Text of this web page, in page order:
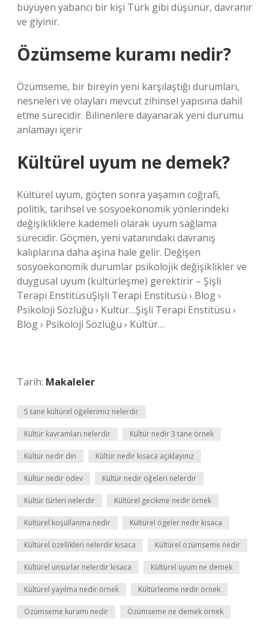
büyüyen yabancı bir kişi Türk gibi düşünür, davranır
ve giyinir.
Özümseme kuramı nedir?
Özümseme, bir bireyin yeni karşılaştığı durumları,
nesneleri ve olayları mevcut zihinsel yapısına dahil
etme sürecidir. Bilinenlere dayanarak yeni durumu
anlamayı içerir
Kültürel uyum ne demek?
Kültürel uyum, göçten sonra yaşamın coğrafi,
politik, tarihsel ve sosyoekonomik yönlerindeki
değişikliklere kademeli olarak uyum sağlama
sürecidir. Göçmen, yeni vatanındaki davranış
kalıplarına daha aşina hale gelir. Değişen
sosyoekonomik durumlar psikolojik değişiklikler ve
duygusal uyum (kültürleşme) gerektirir – Şişli
Terapi EnstitüsüŞişli Terapi Enstitüsü › Blog ›
Psikoloji Sözlüğü › Kültür…Şişli Terapi Enstitüsü ›
Blog › Psikoloji Sözlüğü › Kültür…
Tarih: Makaleler
5 tane kültürel öğelerimiz nelerdir
Kültür kavramları nelerdir Kültür nedir 3 tane örnek
Kültür nedir din Kültür nedir kısaca açıklayınız
Kültür nedir ödev Kültür nedir öğeleri nelerdir
Kültür türleri nelerdir Kültürel gecikme nedir örnek
Kültürel koşullanma nedir Kültürel ögeler nedir kısaca
Kültürel özellikleri nelerdir kısaca Kültürel özümseme nedir
Kültürel unsurlar nelerdir kısaca Kültürel uyum ne demek
Kültürel yayılma nedir örnek Kültürlenme nedir örnek
Özümseme kuramı nedir Özümseme ne demek örnek